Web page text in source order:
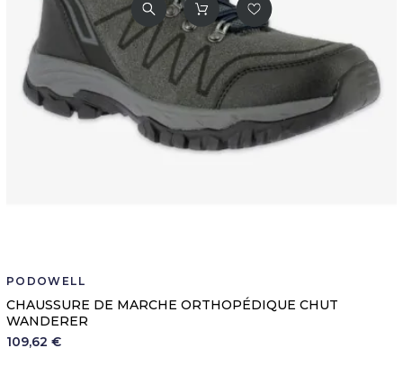
PODOWELL
CHAUSSURE DE MARCHE ORTHOPÉDIQUE CHUT
WANDERER
109,62 €